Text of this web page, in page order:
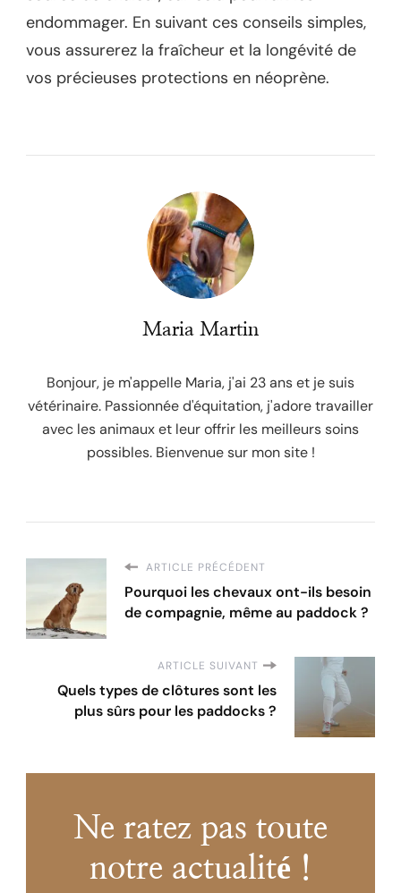
endommager. En suivant ces conseils simples,
vous assurerez la fraîcheur et la longévité de
vos précieuses protections en néoprène.
Maria Martin
Bonjour, je m'appelle Maria, j'ai 23 ans et je suis
vétérinaire. Passionnée d'équitation, j'adore travailler
avec les animaux et leur offrir les meilleurs soins
possibles. Bienvenue sur mon site !
ARTICLE PRÉCÉDENT
Pourquoi les chevaux ont-ils besoin
de compagnie, même au paddock ?
ARTICLE SUIVANT
Quels types de clôtures sont les
plus sûrs pour les paddocks ?
Ne ratez pas toute
notre actualité !